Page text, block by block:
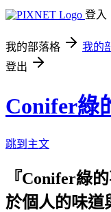
登入
我的部落格 我的
登出
Conifer綠
跳到主文
『Conifer綠
於個人的味道